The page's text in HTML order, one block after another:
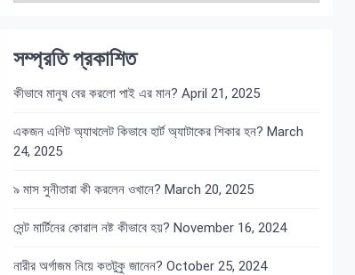
সম্প্রতি প্রকাশিত
কীভাবে মানুষ বের করলো পাই এর মান? April 21, 2025
একজন এলিট অ্যাথলেট কিভাবে হার্ট অ্যাটাকের শিকার হন? March
24, 2025
৯ মাস সুনীতারা কী করলেন ওখানে? March 20, 2025
সেন্ট মার্টিনের কোরাল নষ্ট কীভাবে হয়? November 16, 2024
নারীর অর্গাজম নিয়ে কতটুকু জানেন? October 25, 2024